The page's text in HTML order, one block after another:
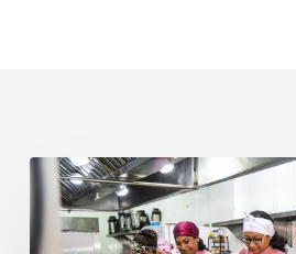
Redes
Maré